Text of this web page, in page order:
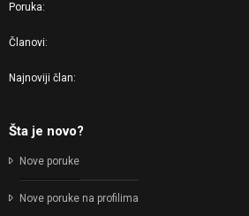
Poruka
Članovi
Najnoviji član
Šta je novo?
Nove poruke
Nove poruke na profilima